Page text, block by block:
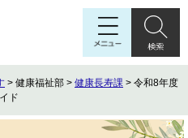
> 健康福祉部 > 健康長寿課 > 令和8年度
ド